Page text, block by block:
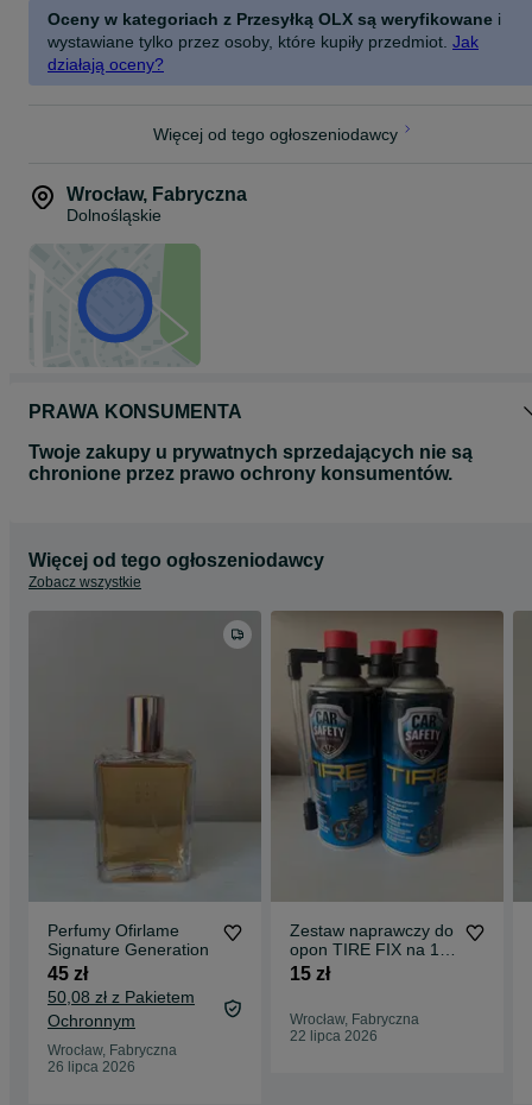
Oceny w kategoriach z Przesyłką OLX są weryfikowane i
wystawiane tylko przez osoby, które kupiły przedmiot. Jak
działają oceny?
Więcej od tego ogłoszeniodawcy
Wrocław, Fabryczna
Dolnośląskie
PRAWA KONSUMENTA
Twoje zakupy u prywatnych sprzedających nie są
chronione przez prawo ochrony konsumentów.
Więcej od tego ogłoszeniodawcy
Zobacz wszystkie
Perfumy Ofirlame
Signature Generation
45 zł
50,08 zł z Pakietem
Ochronnym
Wrocław, Fabryczna
26 lipca 2026
Zestaw naprawczy do
opon TIRE FIX na 1
szt
15 zł
Wrocław, Fabryczna
22 lipca 2026